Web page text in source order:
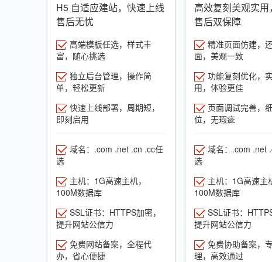
H5 自适应建站，快速上线
售后无忧
高端模板任选，样式丰
富，随心挑选
独立后台管理，操作简
单，轻松更新
快速上线部署，周期短，
即刻启用
域名：.com .net .cn .cc任
选
主机：1G高速主机，
100M数据库
SSL证书：HTTPS加密，
提升网站公信力
免费网站备案，全程代
办，省心便捷
高效复刻美观实用
售后双保障
精准页面仿建，
面，美观一致
功能复刻优化，
用，体验更佳
页面调试完善，
位，无瑕疵
域名：.com .net
选
主机：1G高速主
100M数据库
SSL证书：
提升网站公信力
免费协助备案，
理，高效通过